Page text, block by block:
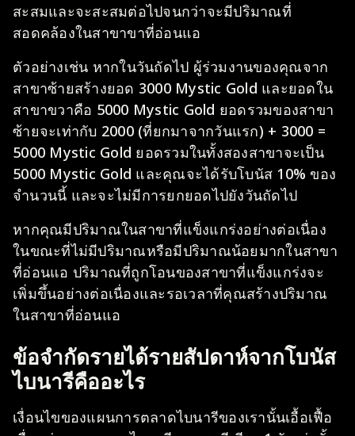
สะสมและจะสะสมต่อไปจนกว่าจะมีปริมาณที่
สอดคล้องในสาขาขาที่อ่อนแอ
ตัวอย่างเช่น หากในวันถัดไป ผู้ร่วมงานของคุณจาก
สาขาซ้ายสร้างยอด 3000 Mystic Gold และยอดใน
สาขาขวาคือ 5000 Mystic Gold ยอดรวมของสาขา
ซ้ายจะเท่ากับ 2000 (ที่ยกมาจากวันแรก) + 3000 =
5000 Mystic Gold ยอดรวมในทั้งสองสาขาจะเป็น
5000 Mystic Gold และคุณจะได้รับโบนัส 10% ของ
จำนวนนี้ และจะไม่มีการยกยอดไปยังวันถัดไป
หากคุณมีปริมาณในสาขาที่แข็งแกร่งอย่างต่อเนื่อง
ในขณะที่ไม่มีปริมาณหรือมีปริมาณน้อยมากในสาขา
ที่อ่อนแอ ปริมาณที่ถูกโอนของสาขาที่แข็งแกร่งจะ
เพิ่มขึ้นอย่างต่อเนื่องและรอเวลาที่คุณสร้างปริมาณ
ในสาขาที่อ่อนแอ
ข้อจำกัดรายได้รายสัปดาห์จากโบนัส
ไบนารีคืออะไร
เงื่อนไขของแผนการตลาดไบนารีของเรานั้นเอื้อเฟื้อ